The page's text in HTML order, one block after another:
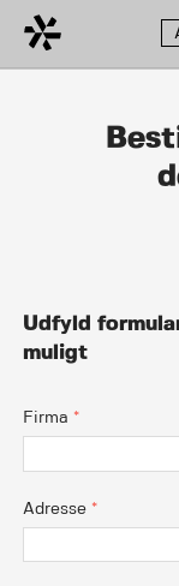
Udfyld
muligt
Firma *
Adresse *